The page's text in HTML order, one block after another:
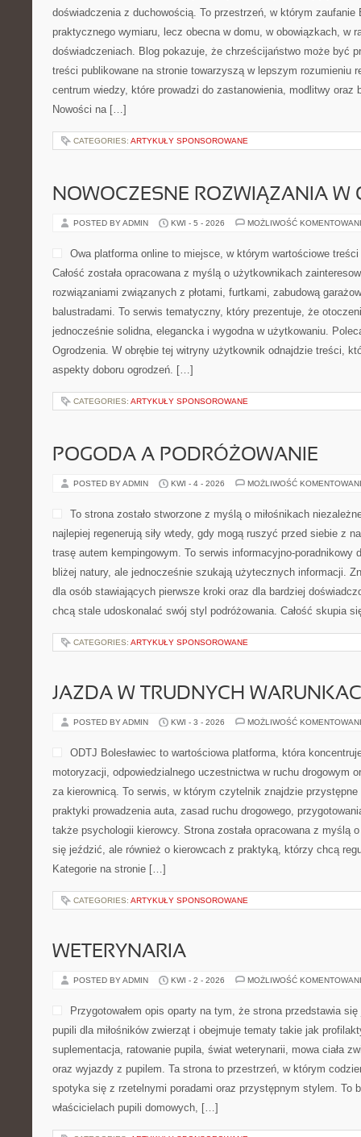
doświadczenia z duchowością. To przestrzeń, w którym zaufanie
praktycznego wymiaru, lecz obecna w domu, w obowiązkach, w
doświadczeniach. Blog pokazuje, że chrześcijaństwo może być
treści publikowane na stronie towarzyszą w lepszym rozumieniu
centrum wiedzy, które prowadzi do zastanowienia, modlitwy oraz
Nowości na […]
CATEGORIES: ARTYKUŁY SPONSOROWANE
NOWOCZESNE ROZWIĄZANIA W
POSTED BY ADMIN KWI - 5 - 2026 MOŻLIWOŚĆ
Owa platforma online to miejsce, w którym wartościowe
Całość została opracowana z myślą o użytkownikach
rozwiązaniami związanych z płotami, furtkami, zabudową
balustradami. To serwis tematyczny, który prezentuje, że
jednocześnie solidna, elegancka i wygodna w użytkowaniu.
Ogrodzenia. W obrębie tej witryny użytkownik odnajdzie treści,
aspekty doboru ogrodzeń. […]
CATEGORIES: ARTYKUŁY SPONSOROWANE
POGODA A PODRÓŻOWANIE
POSTED BY ADMIN KWI - 4 - 2026 MOŻLIWOŚĆ
To strona zostało stworzone z myślą o miłośnikach
najlepiej regenerują siły wtedy, gdy mogą ruszyć przed siebie z
trasę autem kempingowym. To serwis informacyjno-poradnikowy
bliżej natury, ale jednocześnie szukają użytecznych informacji.
dla osób stawiających pierwsze kroki oraz dla bardziej
chcą stale udoskonalać swój styl podróżowania. Całość skupia
CATEGORIES: ARTYKUŁY SPONSOROWANE
JAZDA W TRUDNYCH
POSTED BY ADMIN KWI - 3 - 2026 MOŻLIWOŚĆ
ODTJ Bolesławiec to wartościowa platforma, która
motoryzacji, odpowiedzialnego uczestnictwa w ruchu drogowym
za kierownicą. To serwis, w którym czytelnik znajdzie
praktyki prowadzenia auta, zasad ruchu drogowego,
także psychologii kierowcy. Strona została opracowana z myślą
się jeździć, ale również o kierowcach z praktyką, którzy chcą
Kategorie na stronie […]
CATEGORIES: ARTYKUŁY SPONSOROWANE
WETERYNARIA
POSTED BY ADMIN KWI - 2 - 2026 MOŻLIWOŚĆ
Przygotowałem opis oparty na tym, że strona przedstawia
pupili dla miłośników zwierząt i obejmuje tematy takie jak
suplementacja, ratowanie pupila, świat weterynarii, mowa ciała
oraz wyjazdy z pupilem. Ta strona to przestrzeń, w którym
spotyka się z rzetelnymi poradami oraz przystępnym stylem. To
właścicielach pupili domowych, […]